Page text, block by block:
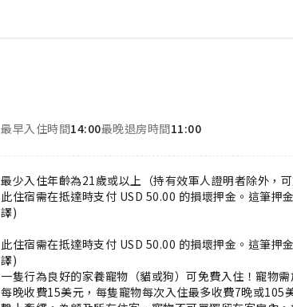
最早入住時間14:00最晚退房時間11:00
最少入住年齡為21歲或以上（持有效軍人證明者除外，
此住宿需在抵達時支付 USD 50.00 的損壞押金。這筆
譯)
此住宿需在抵達時支付 USD 50.00 的損壞押金。這筆
譯)
一隻行為良好的家養寵物（貓或狗）可免費入住！寵物
每晚收費15美元，每隻寵物每次入住最多收費7晚或